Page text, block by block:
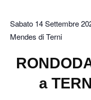
Sabato 14 Settembre
Mendes di Terni
a